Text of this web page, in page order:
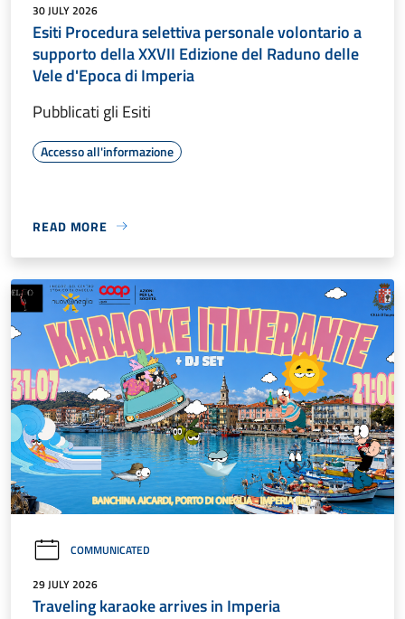
30 JULY 2026
Esiti Procedura selettiva personale volontario a
supporto della XXVII Edizione del Raduno delle
Vele d'Epoca di Imperia
Pubblicati gli Esiti
Accesso all'informazione
READ MORE
COMMUNICATED
29 JULY 2026
Traveling karaoke arrives in Imperia